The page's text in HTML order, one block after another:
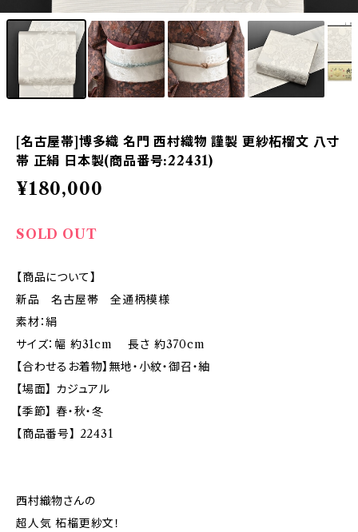
[名古屋帯]博多織 名門 西村織物 謹製 更紗柘榴文 八寸
帯 正絹 日本製(商品番号:22431)
¥180,000
SOLD OUT
【商品について】
新品 名古屋帯 全通柄模様
素材：絹
サイズ：幅 約31cm 長さ 約370cm
【合わせるお着物】無地・小紋・御召・紬
【場面】 カジュアル
【季節】 春・秋・冬
【商品番号】 22431
西村織物さんの
超人気 柘榴更紗文！